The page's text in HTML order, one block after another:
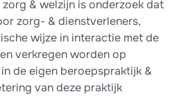
& welzijn is onderzoek dat
zorg- & dienstverleners,
wijze in interactie met de
verkregen worden op
de eigen beroepspraktijk &
van deze praktijk